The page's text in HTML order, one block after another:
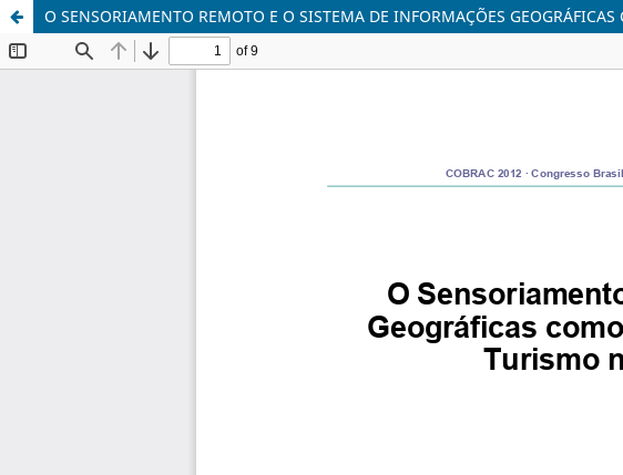
O SENSORIAMENTO REMOTO E O SISTEMA DE INFORMAÇÕES